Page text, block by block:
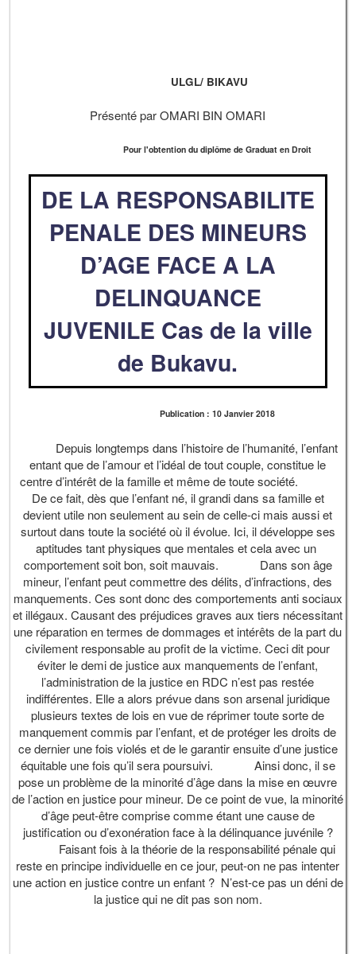
ULGL/ BIKAVU
Présenté par OMARI BIN OMARI
Pour l'obtention du diplôme de Graduat en Droit
DE LA RESPONSABILITE
PENALE DES MINEURS
D’AGE FACE A LA
DELINQUANCE
JUVENILE Cas de la ville
de Bukavu.
Publication : 10 Janvier 2018
Depuis longtemps dans l’histoire de l’humanité, l’enfant
entant que de l’amour et l’idéal de tout couple, constitue le
centre d’intérêt de la famille et même de toute société.
De ce fait, dès que l’enfant né, il grandi dans sa famille et
devient utile non seulement au sein de celle-ci mais aussi et
surtout dans toute la société où il évolue. Ici, il développe ses
aptitudes tant physiques que mentales et cela avec un
comportement soit bon, soit mauvais. Dans son âge
mineur, l’enfant peut commettre des délits, d’infractions, des
manquements. Ces sont donc des comportements anti sociaux
et illégaux. Causant des préjudices graves aux tiers nécessitant
une réparation en termes de dommages et intérêts de la part du
civilement responsable au profit de la victime. Ceci dit pour
éviter le demi de justice aux manquements de l’enfant,
l’administration de la justice en RDC n’est pas restée
indifférentes. Elle a alors prévue dans son arsenal juridique
plusieurs textes de lois en vue de réprimer toute sorte de
manquement commis par l’enfant, et de protéger les droits de
ce dernier une fois violés et de le garantir ensuite d’une justice
équitable une fois qu’il sera poursuivi. Ainsi donc, il se
pose un problème de la minorité d’âge dans la mise en œuvre
de l’action en justice pour mineur. De ce point de vue, la minorité
d’âge peut-être comprise comme étant une cause de
justification ou d’exonération face à la délinquance juvénile ?
Faisant fois à la théorie de la responsabilité pénale qui
reste en principe individuelle en ce jour, peut-on ne pas intenter
une action en justice contre un enfant ? N’est-ce pas un déni de
la justice qui ne dit pas son nom.